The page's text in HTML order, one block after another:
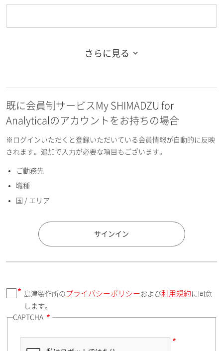
お名前フリガナ（名）
E-mailアドレス（半角英数）
国 / エリア
郵便番号（勤務先）
さらに見る
既に会員制サービスMy SHIMADZU for
Analyticalのアカウントをお持ちの場合
※ログインいただくと登録いただいている会員情報が自動的に反映
されます。追加で入力が必要な項目もございます。
ご勤務先
職種
国 / エリア
サインイン
島津製作所の プライバシーポリシー および利用規約 に同意
します。
CAPTCHA